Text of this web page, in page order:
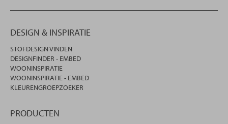
DESIGN & INSPIRATIE
STOFDESIGN VINDEN
DESIGNFINDER - EMBED
WOONINSPIRATIE
WOONINSPIRATIE - EMBED
KLEURENGROEPZOEKER
PRODUCTEN